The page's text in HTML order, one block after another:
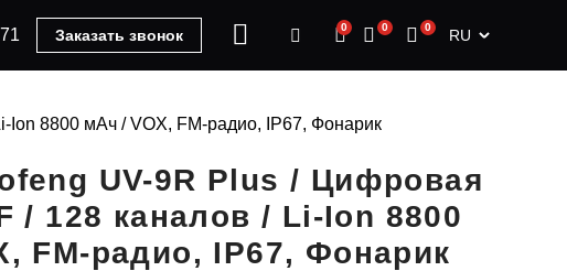
Заказать звонок 0 0 0 RU
8800 мАч / VOX, FM-радио, IP67, Фонарик
UV-9R Plus / Цифровая
/ 128 каналов / Li-Ion 8800
FM-радио, IP67, Фонарик